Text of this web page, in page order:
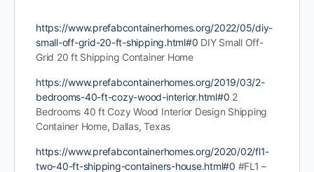
https://www.prefabcontainerhomes.org/2022/05/diy-
small-off-grid-20-ft-shipping.html#0 DIY Small Off-
Grid 20 ft Shipping Container Home
https://www.prefabcontainerhomes.org/2019/03/2-
bedrooms-40-ft-cozy-wood-interior.html#0 2
Bedrooms 40 ft Cozy Wood Interior Design Shipping
Container Home, Dallas, Texas
https://www.prefabcontainerhomes.org/2020/02/fl1-
two-40-ft-shipping-containers-house.html#0 #FL1 –